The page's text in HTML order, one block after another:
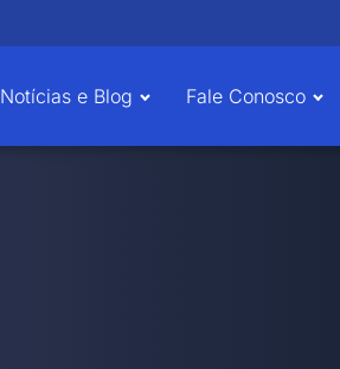
Notícias e Blog Fale Conosco